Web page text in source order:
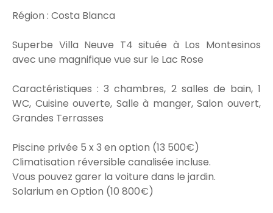
Région : Costa Blanca
Superbe Villa Neuve T4 située à Los Montesinos
avec une magnifique vue sur le Lac Rose
Caractéristiques : 3 chambres, 2 salles de bain, 1
WC, Cuisine ouverte, Salle à manger, Salon ouvert,
Grandes Terrasses
Piscine privée 5 x 3 en option (13 500€)
Climatisation réversible canalisée incluse.
Vous pouvez garer la voiture dans le jardin.
Solarium en Option (10 800€)